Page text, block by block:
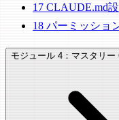
17 CLAUDE.md
18 パーミッショ
モジュール 4：マスタリー